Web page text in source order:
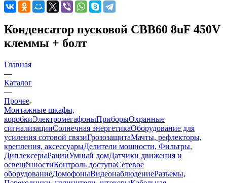
Конденсатор пусковой CBB60 8uF 450V
клеммы + болт
Главная
—
Каталог
—
Прочее
Монтажные шкафы,
коробкиЭлектромегафоныПриборыОхранные
сигнализацииСолнечная энергетикаОборудование для
усиления сотовой связиГрозозащитаМачты, рефлекторы,
крепления, аксессуарыДелители мощности, Фильтры,
ДиплексерыРацииУмный домДатчики движения и
освещённостиКонтроль доступаСетевое
оборудованиеДомофоныВидеонаблюдениеРазъемы,